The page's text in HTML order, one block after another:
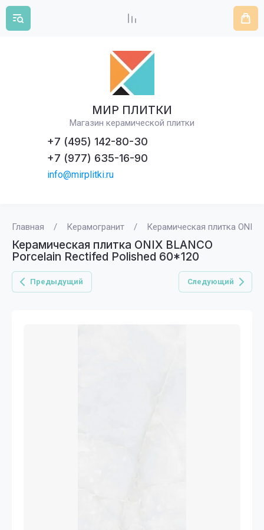
МИР ПЛИТКИ
Магазин керамической плитки
+7 (495) 142-80-30
+7 (977) 635-16-90
info@mirplitki.ru
Главная / Керамогранит / Керамическая плитка ONIX
Керамическая плитка ONIX BLANCO
Porcelain Rectifed Polished 60*120
Предыдущий Следующий